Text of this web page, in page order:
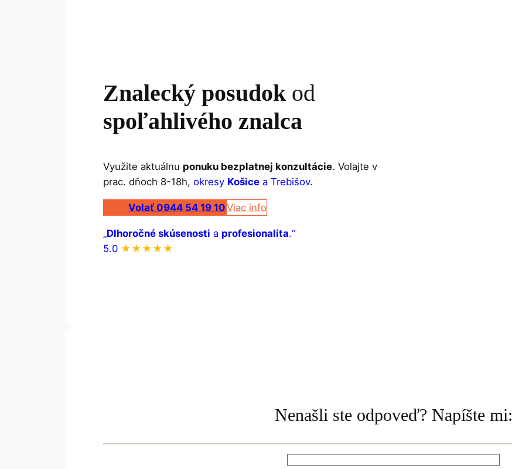
Znalecký posudok od
spoľahlivého znalca
Využite aktuálnu ponuku bezplatnej konzultácie. Volajte v
prac. dňoch 8-18h, okresy Košice a Trebišov.
Volať 0944 54 19 10Viac info
„Dlhoročné skúsenosti a profesionalita.“
5.0 ★★★★★
Nenašli ste odpoveď? Napíšte mi: